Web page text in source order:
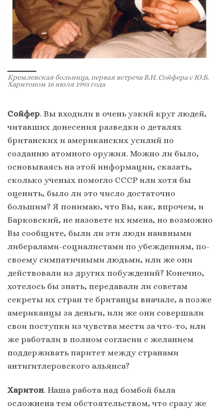
Кремлевская больница, первая встреча В.Н. Сойфера с Ю.Б.
Харитоном 16 июля 1993 года
Сойфер. Вы входили в очень узкий круг людей,
читавших донесения разведки о деталях
британских и американских усилий по
созданию атомного оружия. Можно ли было,
основываясь на этой информации, сказать,
сколько ученых помогло СССР или хотя бы
оценить, было ли это число достаточно
большим? Я понимаю, что Вы, как, впрочем, и
Барковский, не назовете их имена, но возможно
Вы сообщите, были ли эти люди наивными
либералами-социалистами по убеждениям, по-
своему симпатичными людьми, или же они
действовали из других побуждений? Конечно,
хотелось бы знать, передавали ли советам
секреты их стран те британцы вначале, а позже
американцы за деньги, или же они совершали
свои поступки из чувства мести за что-то, или
же работали в полном согласии с желанием
поддерживать паритет между странами
антигитлеровского альянса?
Харитон. Наша работа над бомбой была
осложнена тем обстоятельством, что сразу же